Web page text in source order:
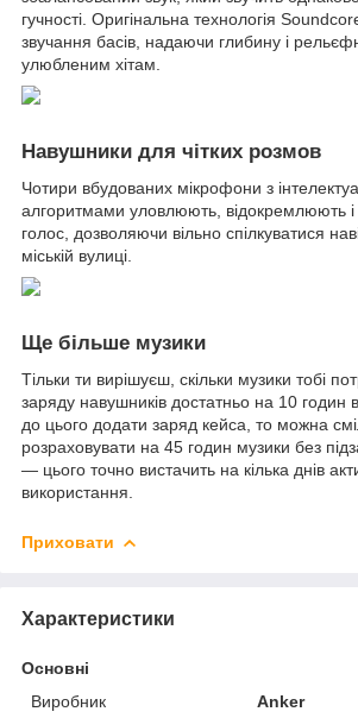
гучності. Оригінальна технологія
звучання басів, надаючи глибину і
улюбленим хітам.
Навушники для чітких розмов
Чотири вбудованих мікрофони з
алгоритмами уловлюють, відокремлюють і
голос, дозволяючи вільно спілкуватися
міській вулиці.
Ще більше музики
Тільки ти вирішуєш, скільки музики тобі
заряду навушників достатньо на 10 годин
до цього додати заряд кейса, то можна
розраховувати на 45 годин музики без
— цього точно вистачить на кілька днів
використання.
Приховати
Характеристики
Основні
Виробник
Anker